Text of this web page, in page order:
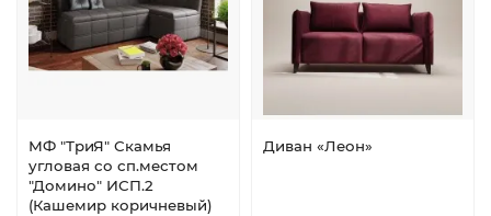
МФ "ТриЯ" Скамья
угловая со сп.местом
"Домино" ИСП.2
(Кашемир коричневый)
Диван «Леон»